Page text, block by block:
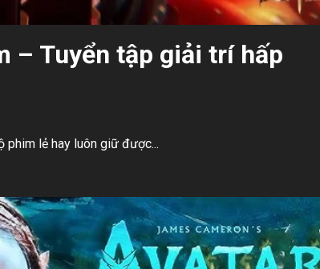
– Tuyển tập giải trí hấp
phim lẻ hay luôn giữ được...